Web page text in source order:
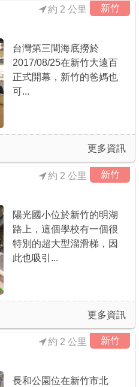
新竹
約 2 公里
台灣第三間海底撈於
2017/08/25在新竹大遠百
正式開幕，新竹的爸媽也
可...
更多資訊
新竹
約 2 公里
陽光國小位於新竹的明湖
路上，這個學校有一個很
特別的超大型溜滑梯，因
此也吸引...
更多資訊
新竹
約 2 公里
長和公園位在新竹市北